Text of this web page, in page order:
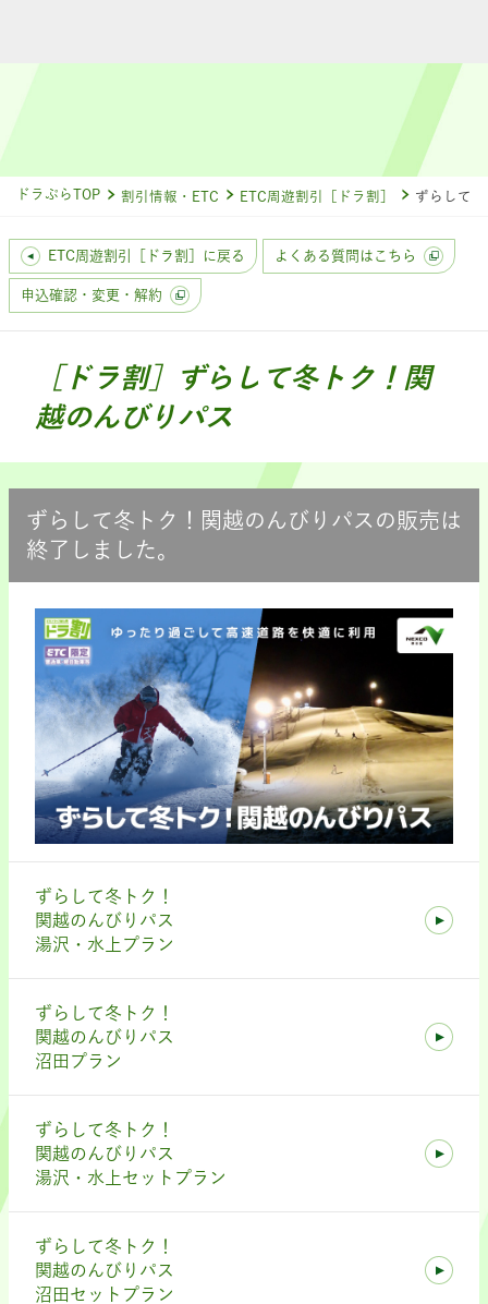
ドラぷらTOP 割引情報・ETC ETC周遊割引［ドラ割］ ずらして
ETC周遊割引［ドラ割］に戻る よくある質問はこちら
申込確認・変更・解約
［ドラ割］ずらして冬トク！関
越のんびりパス
ずらして冬トク！関越のんびりパスの販売は
終了しました。
ずらして冬トク！
関越のんびりパス
湯沢・水上プラン
ずらして冬トク！
関越のんびりパス
沼田プラン
ずらして冬トク！
関越のんびりパス
湯沢・水上セットプラン
ずらして冬トク！
関越のんびりパス
沼田セットプラン